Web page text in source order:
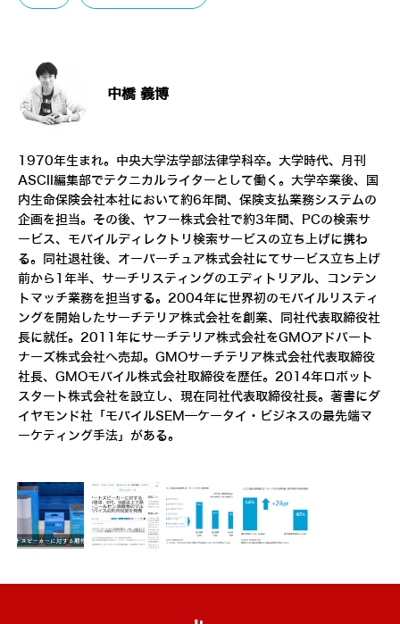
中橋 義博
1970年生まれ。中央大学法学部法律学科卒。大学時代、月刊
ASCII編集部でテクニカルライターとして働く。大学卒業後、国
内生命保険会社本社において約6年間、保険支払業務システムの
企画を担当。その後、ヤフー株式会社で約3年間、PCの検索サ
ービス、モバイルディレクトリ検索サービスの立ち上げに携わ
る。同社退社後、オーバーチュア株式会社にてサービス立ち上げ
前から1年半、サーチリスティングのエディトリアル、コンテン
トマッチ業務を担当する。2004年に世界初のモバイルリスティ
ングを開始したサーチテリア株式会社を創業、同社代表取締役社
長に就任。2011年にサーチテリア株式会社をGMOアドパート
ナーズ株式会社へ売却。GMOサーチテリア株式会社代表取締役
社長、GMOモバイル株式会社取締役を歴任。2014年ロボット
スタート株式会社を設立し、現在同社代表取締役社長。著書にダ
イヤモンド社「モバイルSEM―ケータイ・ビジネスの最先端マ
ーケティング手法」がある。